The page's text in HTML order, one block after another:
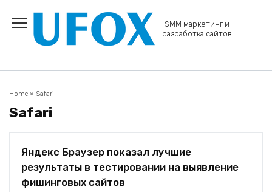
содержанию
SMM маркетинг и
разработка сайтов
Home » Safari
Safari
Яндекс Браузер показал лучшие
результаты в тестировании на выявление
фишинговых сайтов